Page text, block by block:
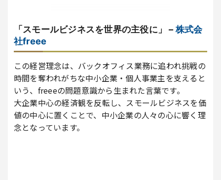
「スモールビジネスを世界の主役に」 –株式会
社freee
この経営理念は、バックオフィス業務に追われ挑戦の
時間を奪われがちな中小企業・個人事業主を支えると
いう、freeeの問題意識から生まれた言葉です。
大企業中心の経済観を反転し、スモールビジネスを価
値の中心に置くことで、中小企業の人々の心に響く理
念となっています。